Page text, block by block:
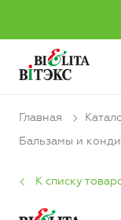
Главная
Бальзамы и
К списку